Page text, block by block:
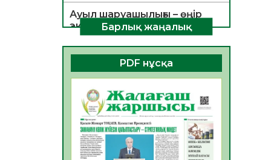
Ауыл шаруашылығы – өңір
экономикасының негізгі
тірегі
06.08.2026
27 0
ҚОҒАМДЫҚ БЕЛСЕНДІЛІК –
ЕЛ ДАМУЫНЫҢ НЕГІЗІ
06.08.2026
26
ҚҰРЫЛТАЙ САЙЛАУЫ –
БОЛАШАҚҚА БАСТАР
ЖАУАПТЫ ТАҢДАУ
Барлық жаңалық
PDF нұсқа